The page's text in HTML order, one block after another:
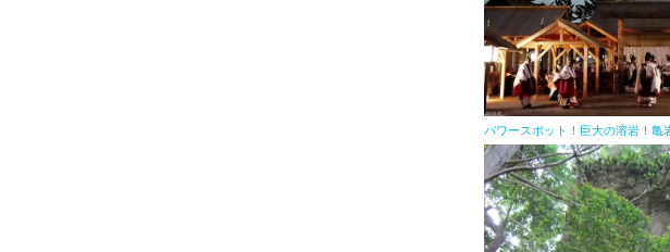
パワースポット！巨大の溶岩！亀